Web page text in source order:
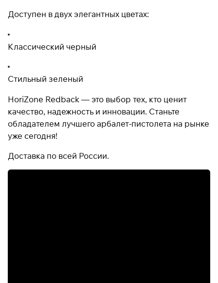
Доступен в двух элегантных цветах:
Классический черный
Стильный зеленый
HoriZone Redback — это выбор тех, кто ценит
качество, надежность и инновации. Станьте
обладателем лучшего арбалет-пистолета на рынке
уже сегодня!
Доставка по всей России.